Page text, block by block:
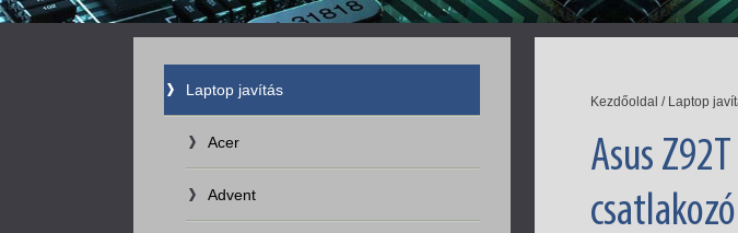
Laptop javítás
Acer
Advent
Kezdőoldal / Laptop
Asus